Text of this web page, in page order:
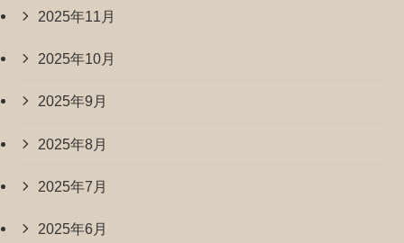
2025年11月
2025年10月
2025年9月
2025年8月
2025年7月
2025年6月